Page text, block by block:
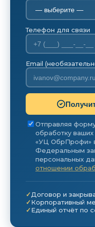
Телефон для связи
Email
Отправляя
обработку
«УЦ ОбрПрофи»
Федеральным
персональных
отношении
Договор и
Корпоративный
Единый отчёт по